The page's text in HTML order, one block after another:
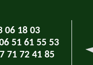
06 18 03
51 61 55 53
71 72 41 85